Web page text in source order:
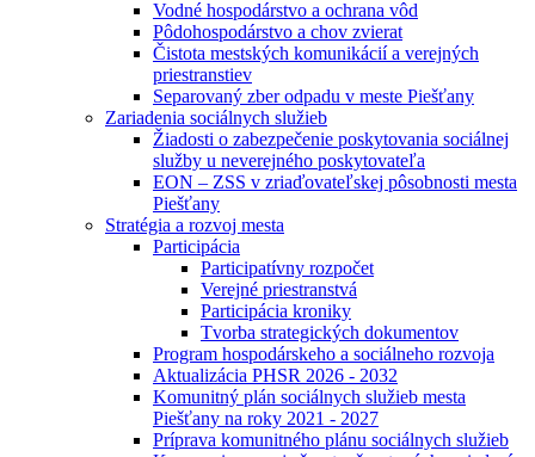
Vodné hospodárstvo a ochrana vôd
Pôdohospodárstvo a chov zvierat
Čistota mestských komunikácií a verejných
priestranstiev
Separovaný zber odpadu v meste Piešťany
Zariadenia sociálnych služieb
Žiadosti o zabezpečenie poskytovania sociálnej
služby u neverejného poskytovateľa
EON – ZSS v zriaďovateľskej pôsobnosti mesta
Piešťany
Stratégia a rozvoj mesta
Participácia
Participatívny rozpočet
Verejné priestranstvá
Participácia kroniky
Tvorba strategických dokumentov
Program hospodárskeho a sociálneho rozvoja
Aktualizácia PHSR 2026 - 2032
Komunitný plán sociálnych služieb mesta
Piešťany na roky 2021 - 2027
Príprava komunitného plánu sociálnych služieb